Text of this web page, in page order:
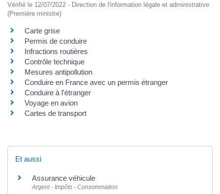
Vérifié le 12/07/2022 - Direction de l'information légale et administrative
(Première ministre)
Carte grise
Permis de conduire
Infractions routières
Contrôle technique
Mesures antipollution
Conduire en France avec un permis étranger
Conduire à l'étranger
Voyage en avion
Cartes de transport
Et aussi
Assurance véhicule
Argent - Impôts - Consommation